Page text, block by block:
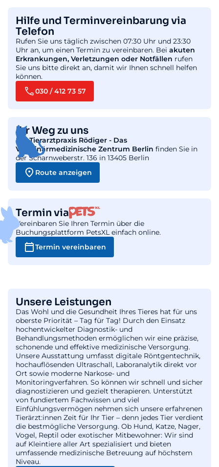
Hilfe und Terminvereinbarung via
Telefon
Rufen Sie uns täglich zwischen 07:30 Uhr und 23:30
Uhr an, um einen Termin zu vereinbaren. Bei akuten
Erkrankungen, Verletzungen oder Notfällen rufen
Sie uns bitte direkt an, damit wir Ihnen schnell helfen
können.
030 / 412 73 57
Ihr Weg zu uns
DieTierarztpraxis Rödiger - Das
Veterinärmedizinische Zentrum Berlin finden Sie in
der Scharnweberstr. 136 in 13405 Berlin
Route anzeigen
Termin via
Vereinbaren Sie Ihren Termin über die
Buchungsplattform PetsXL einfach online.
Termin vereinbaren
Unsere Leistungen
Das Wohl und die Gesundheit Ihres Tieres hat für uns
oberste Priorität – Tag für Tag! Durch den Einsatz
hochentwickelter Diagnostik- und
Behandlungsmethoden ermöglichen wir eine präzise,
schonende und effektive medizinische Versorgung.
Unsere Ausstattung umfasst digitale Röntgentechnik,
hochauflösenden Ultraschall, Laboranalytik direkt vor
Ort sowie moderne Narkose- und
Monitoringverfahren. So können wir schnell und sicher
diagnostizieren und gezielt therapieren. Unterstützt
von fundiertem Fachwissen und viel
Einfühlungsvermögen nehmen sich unsere erfahrenen
Tierärzt:innen Zeit für Ihr Tier – denn jedes Tier verdient
die bestmögliche Versorgung. Ob Hund, Katze, Nager,
Vogel, Reptil oder exotischer Mitbewohner: Wir sind
auf Kleintiere aller Art spezialisiert und bieten
umfassende medizinische Betreuung auf höchstem
Niveau.